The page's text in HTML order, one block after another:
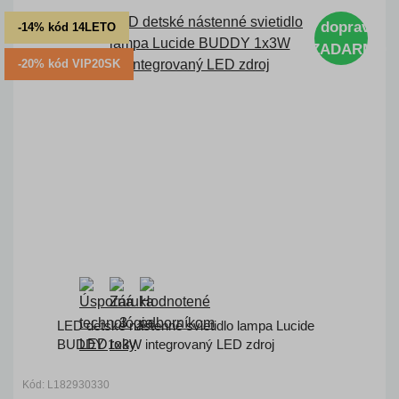
-14% kód 14LETO
-20% kód VIP20SK
doprava
ZADARMO
LED detské nástenné svietidlo lampa Lucide
BUDDY 1x3W integrovaný LED zdroj
Kód: L182930330